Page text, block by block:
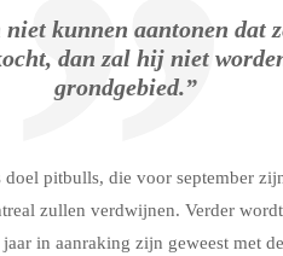
kunnen aantonen dat
dan zal hij niet
grondgebied.”
pitbulls, die voor september
zullen verdwijnen. Verder
in aanraking zijn geweest met